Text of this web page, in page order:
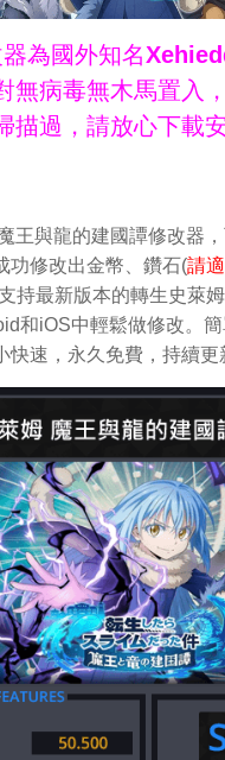
為國外知名
無病毒無木馬置入
描過，請放心下載
王與龍的建國譚修改器
功修改出金幣、鑽石(請
持最新版本的轉生史萊
和iOS中輕鬆做修改。
快速，永久免費，持續更